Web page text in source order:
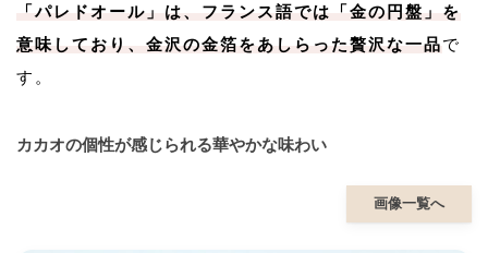
「パレドオール」は、フランス語では「金の円盤」を
意味しており、金沢の金箔をあしらった贅沢な一品で
す。
カカオの個性が感じられる華やかな味わい
画像一覧へ